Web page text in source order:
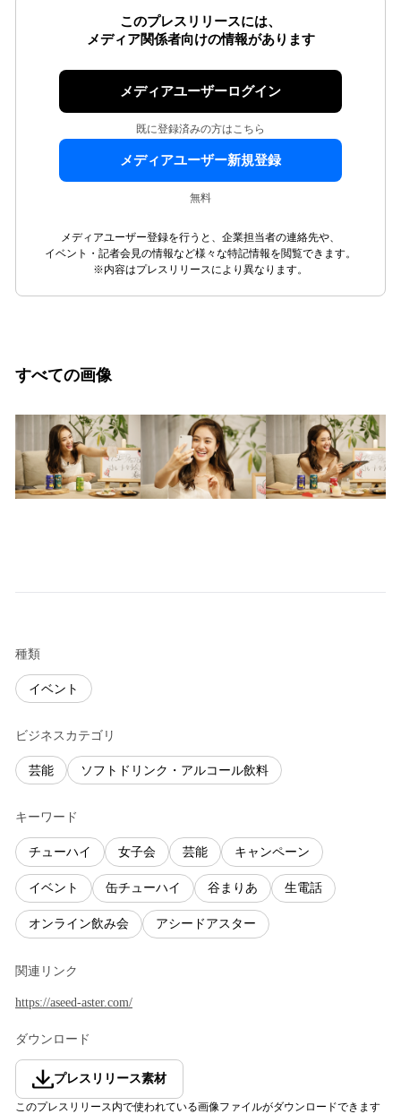
このプレスリリースには、
メディア関係者向けの情報があります
メディアユーザーログイン
既に登録済みの方はこちら
メディアユーザー新規登録
無料
メディアユーザー登録を行うと、企業担当者の連絡先や、
イベント・記者会見の情報など様々な特記情報を閲覧できます。
※内容はプレスリリースにより異なります。
すべての画像
種類
イベント
ビジネスカテゴリ
芸能 ソフトドリンク・アルコール飲料
キーワード
チューハイ 女子会 芸能 キャンペーン
イベント 缶チューハイ 谷まりあ 生電話
オンライン飲み会 アシードアスター
関連リンク
https://aseed-aster.com/
ダウンロード
プレスリリース素材
このプレスリリース内で使われている画像ファイルがダウンロードできます